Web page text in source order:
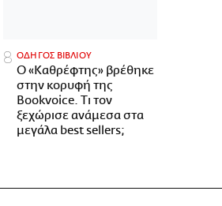
ΟΔΗΓΟΣ ΒΙΒΛΙΟΥ
Ο «Καθρέφτης» βρέθηκε
στην κορυφή της
Bookvoice. Τι τον
ξεχώρισε ανάμεσα στα
μεγάλα best sellers;